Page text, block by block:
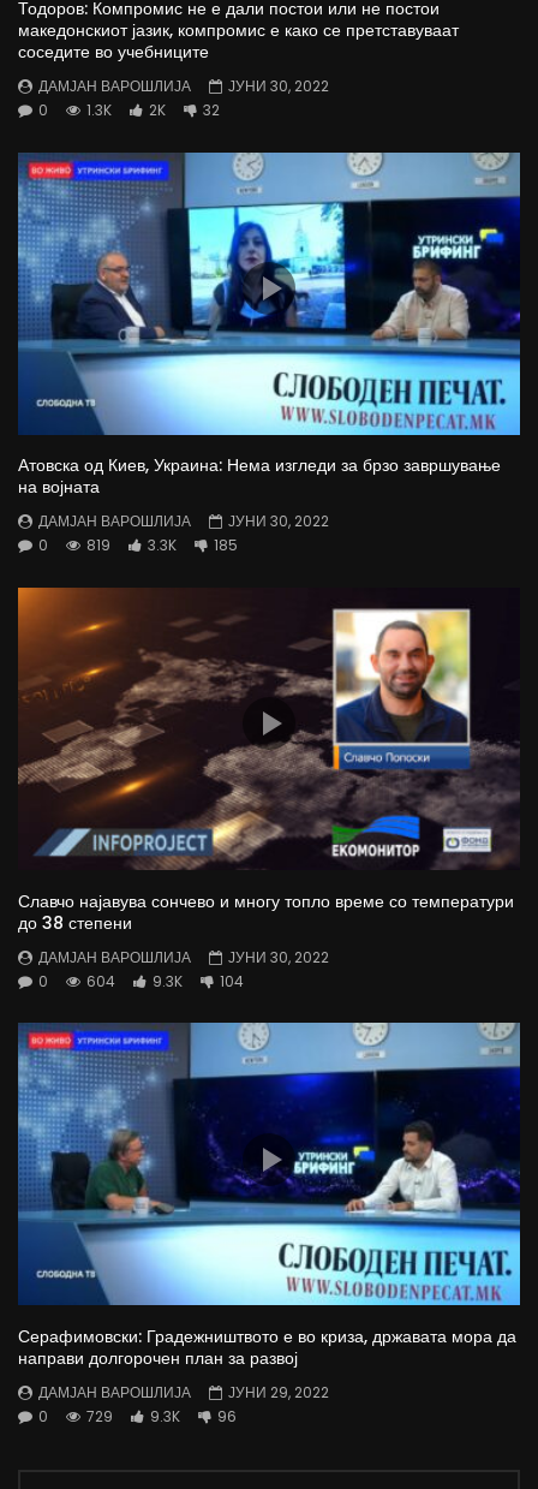
Тодоров: Компромис не е дали постои или не постои
македонскиот јазик, компромис е како се претставуваат
соседите во учебниците
ДАМЈАН ВАРОШЛИЈА
ЈУНИ 30, 2022
0
1.3K 2K 32
Атовска од Киев, Украина: Нема изгледи за брзо завршување
на војната
ДАМЈАН ВАРОШЛИЈА
ЈУНИ 30, 2022
0
819 3.3K 185
Славчо најавува сончево и многу топло време со температури
до 38 степени
ДАМЈАН ВАРОШЛИЈА
ЈУНИ 30, 2022
0
604 9.3K 104
Серафимовски: Градежништвото е во криза, државата мора да
направи долгорочен план за развој
ДАМЈАН ВАРОШЛИЈА
ЈУНИ 29, 2022
0
729 9.3K 96